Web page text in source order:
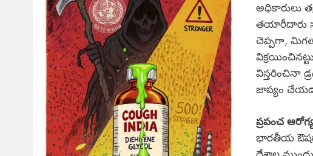
అధికారులు
తయారీదారు
చెప్పగా,
విస్తరించినా
జాప్యం
ప్రపంచ
భారతీయ